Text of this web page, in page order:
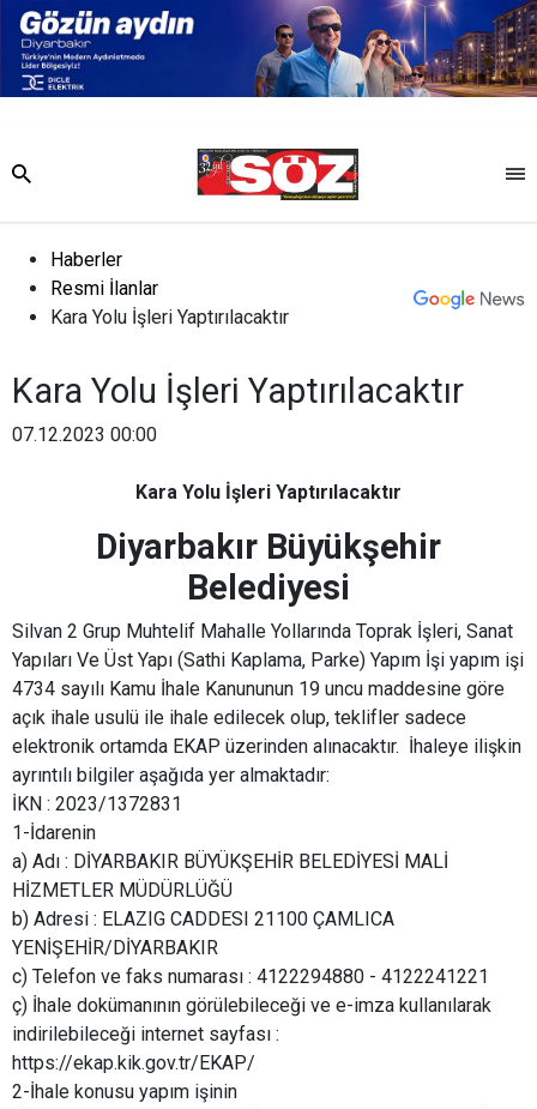
Haberler
Resmi İlanlar
Kara Yolu İşleri Yaptırılacaktır
Kara Yolu İşleri Yaptırılacaktır
07.12.2023 00:00
Kara Yolu İşleri Yaptırılacaktır
Diyarbakır Büyükşehir
Belediyesi
Silvan 2 Grup Muhtelif Mahalle Yollarında Toprak İşleri, Sanat
Yapıları Ve Üst Yapı (Sathi Kaplama, Parke) Yapım İşi yapım işi
4734 sayılı Kamu İhale Kanununun 19 uncu maddesine göre
açık ihale usulü ile ihale edilecek olup, teklifler sadece
elektronik ortamda EKAP üzerinden alınacaktır. İhaleye ilişkin
ayrıntılı bilgiler aşağıda yer almaktadır:
İKN : 2023/1372831
1-İdarenin
a) Adı : DİYARBAKIR BÜYÜKŞEHİR BELEDİYESİ MALİ
HİZMETLER MÜDÜRLÜĞÜ
b) Adresi : ELAZIG CADDESI 21100 ÇAMLICA
YENİŞEHİR/DİYARBAKIR
c) Telefon ve faks numarası : 4122294880 - 4122241221
ç) İhale dokümanının görülebileceği ve e-imza kullanılarak
indirilebileceği internet sayfası :
https://ekap.kik.gov.tr/EKAP/
2-İhale konusu yapım işinin